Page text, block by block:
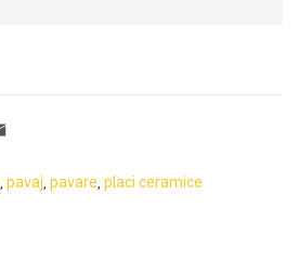
pavaj pavare placi ceramice